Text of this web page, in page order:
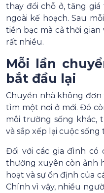
thay đổi chỗ ở, tăng
ngoài kế hoạch. Sau
tiền bạc mà cả thời gian
rất nhiều.
Mỗi lần
bắt đầu lại
Chuyển nhà không đơn
tìm một nơi ở mới. Đó
môi trường sống khác,
và sắp xếp lại cuộc sống
Đối với các gia đình có
thường xuyên còn ảnh
hoạt và sự ổn định của
Chính vì vậy, nhiều